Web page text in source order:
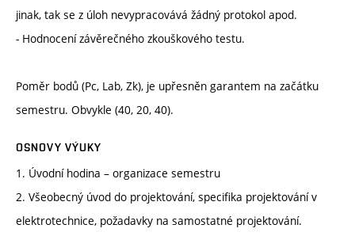
jinak, tak se z úloh nevypracovává žádný protokol apod.
- Hodnocení závěrečného zkouškového testu.
Poměr bodů (Pc, Lab, Zk), je upřesněn garantem na začátku
semestru. Obvykle (40, 20, 40).
OSNOVY VÝUKY
1. Úvodní hodina – organizace semestru
2. Všeobecný úvod do projektování, specifika projektování v
elektrotechnice, požadavky na samostatné projektování.